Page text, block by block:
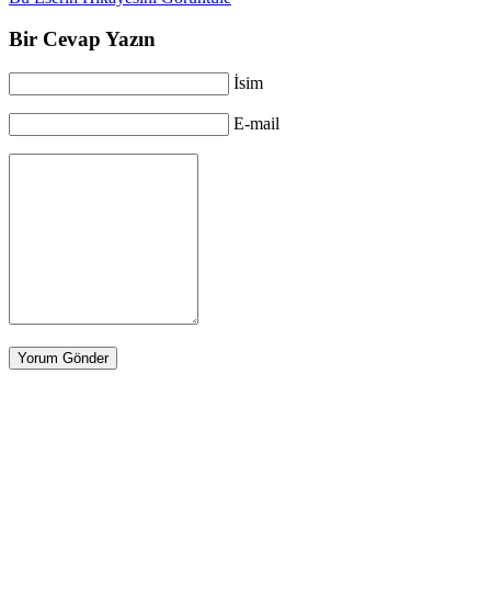
Bir Cevap Yazın
İsim
E-mail